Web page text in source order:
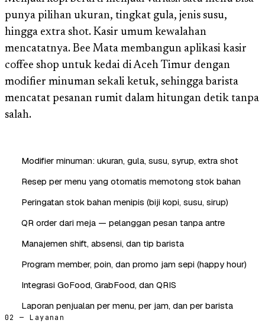
punya pilihan ukuran, tingkat gula, jenis susu,
hingga extra shot. Kasir umum kewalahan
mencatatnya. Bee Mata membangun aplikasi kasir
coffee shop untuk kedai di Aceh Timur dengan
modifier minuman sekali ketuk, sehingga barista
mencatat pesanan rumit dalam hitungan detik tanpa
salah.
Modifier minuman: ukuran, gula, susu, syrup, extra shot
Resep per menu yang otomatis memotong stok bahan
Peringatan stok bahan menipis (biji kopi, susu, sirup)
QR order dari meja — pelanggan pesan tanpa antre
Manajemen shift, absensi, dan tip barista
Program member, poin, dan promo jam sepi (happy hour)
Integrasi GoFood, GrabFood, dan QRIS
Laporan penjualan per menu, per jam, dan per barista
02 — Layanan